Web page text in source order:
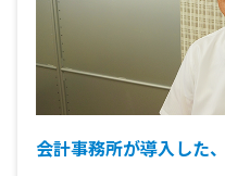
会計事務所が導入した